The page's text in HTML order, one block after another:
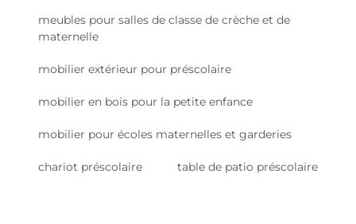
meubles pour salles de classe de crèche et de
maternelle
mobilier extérieur pour préscolaire
mobilier en bois pour la petite enfance
mobilier pour écoles maternelles et garderies
chariot préscolaire table de patio préscolaire